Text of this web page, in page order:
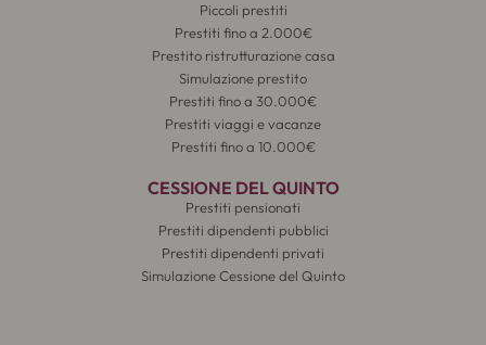
Piccoli prestiti
Prestiti fino a 2.000€
Prestito ristrutturazione casa
Simulazione prestito
Prestiti fino a 30.000€
Prestiti viaggi e vacanze
Prestiti fino a 10.000€
CESSIONE DEL QUINTO
Prestiti pensionati
Prestiti dipendenti pubblici
Prestiti dipendenti privati
Simulazione Cessione del Quinto